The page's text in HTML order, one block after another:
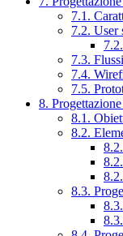
7.1.
7.2. User
7.3.
7.4.
7.5.
8.
8.1.
8.2.
8.3.